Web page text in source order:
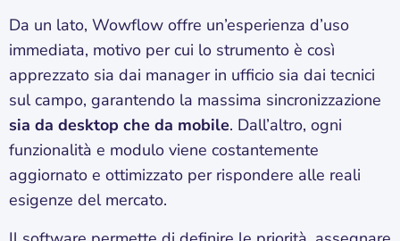
Da un lato, Wowflow offre un’esperienza d’uso
immediata, motivo per cui lo strumento è così
apprezzato sia dai manager in ufficio sia dai tecnici
sul campo, garantendo la massima sincronizzazione
sia da desktop che da mobile. Dall’altro, ogni
funzionalità e modulo viene costantemente
aggiornato e ottimizzato per rispondere alle reali
esigenze del mercato.